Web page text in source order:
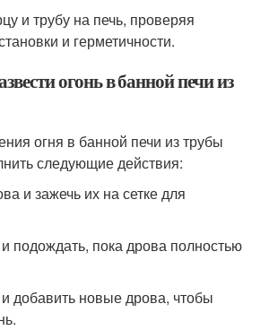
и трубу на печь, проверяя
и герметичности.
огонь в банной печи из
огня в банной печи из трубы
следующие действия:
и зажечь их на сетке для
подождать, пока дрова полностью
добавить новые дрова, чтобы